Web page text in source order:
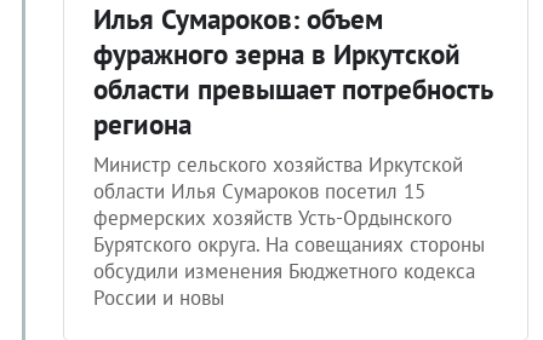
Илья Сумароков: объем
фуражного зерна в Иркутской
области превышает потребность
региона
Министр сельского хозяйства Иркутской
области Илья Сумароков посетил 15
фермерских хозяйств Усть-Ордынского
Бурятского округа. На совещаниях стороны
обсудили изменения Бюджетного кодекса
России и новы